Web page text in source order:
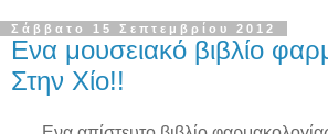
Σάββατο 15 Σεπτεμβρίου 2012
Ενα μουσειακό βιβλίο
Στην Χίο!!